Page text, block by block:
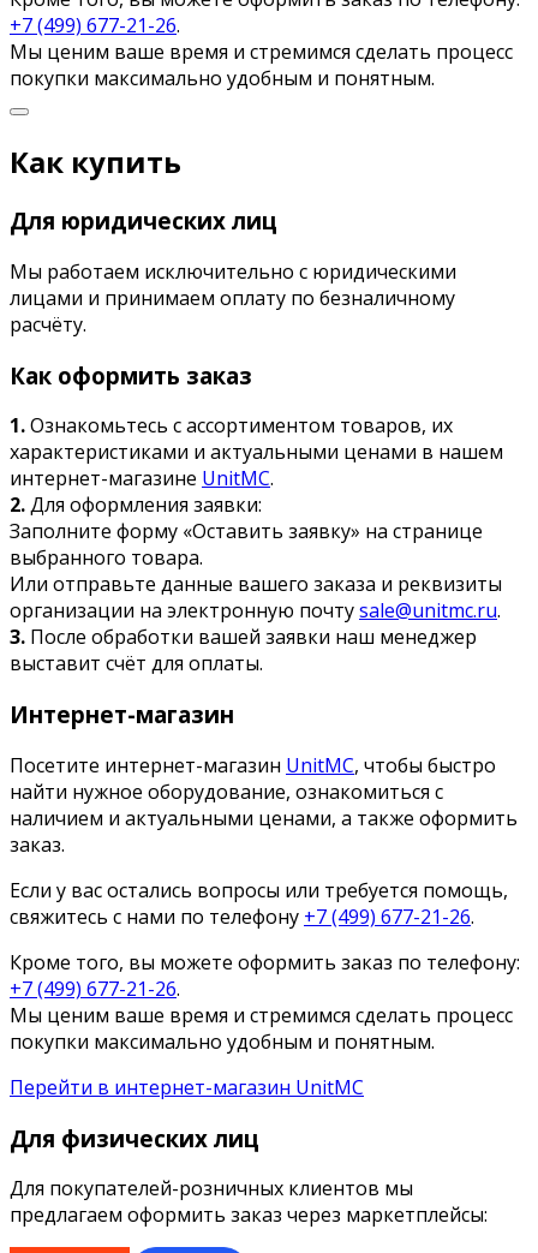
+7 (499) 677-21-26.
Мы ценим ваше время и стремимся сделать процесс
покупки максимально удобным и понятным.
Как купить
Для юридических лиц
Мы работаем исключительно с юридическими
лицами и принимаем оплату по безналичному
расчёту.
Как оформить заказ
1.Ознакомьтесь с ассортиментом товаров, их
характеристиками и актуальными ценами в нашем
интернет-магазине UnitMC.
2.Для оформления заявки:
Заполните форму «Оставить заявку» на странице
выбранного товара.
Или отправьте данные вашего заказа и реквизиты
организации на электронную почтуsale@unitmc.ru.
3. После обработки вашей заявки наш менеджер
выставит счёт для оплаты.
Интернет-магазин
Посетите интернет-магазин UnitMC, чтобы быстро
найти нужное оборудование, ознакомиться с
наличием и актуальными ценами, а также оформить
заказ.
Если у вас остались вопросы или требуется помощь,
свяжитесь с нами по телефону +7 (499) 677-21-26.
Кроме того, вы можете оформить заказ по телефону:
+7 (499) 677-21-26.
Мы ценим ваше время и стремимся сделать процесс
покупки максимально удобным и понятным.
Перейти в интернет-магазин UnitMC
Для физических лиц
Для покупателей-розничных клиентов мы
предлагаем оформить заказ через маркетплейсы: